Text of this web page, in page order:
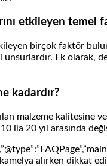
etkileyen temel
birçok faktör
Ek olarak,
kadardır?
malzeme kalitesine
ila 20 yıl arasında
kamelya alırken dikkat